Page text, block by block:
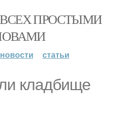
ПРОСТЫМИ
новости статьи
кладбище